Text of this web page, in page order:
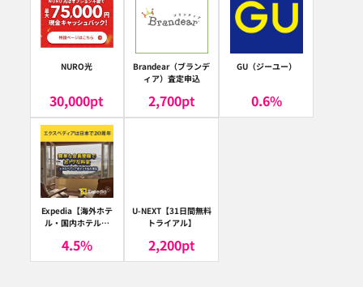
NURO光
30,000pt
Brandear（ブランデ
ィア）査定申込
2,700pt
GU（ジーユー）
0.6%
Expedia【海外ホテ
ル・国内ホテル予
ア）
4.5%
U-NEXT【31日間無料
トライアル】
2,200pt